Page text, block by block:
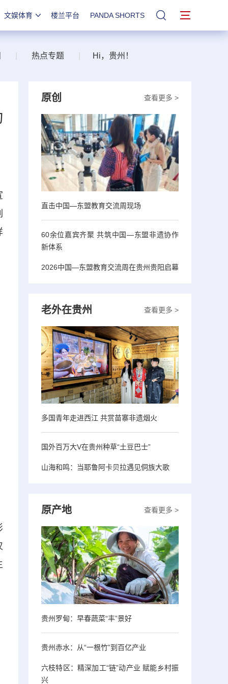
文娱体育 楼兰平台 PANDA SHORTS 站内搜索
热点专题 Hi，贵州！
查看更多 >
原创
直击中国—东盟教育交流周现场
60余位嘉宾齐聚 共筑中国—东盟非遗协作
新体系
2026中国—东盟教育交流周在贵州贵阳启幕
查看更多 >
老外在贵州
多国青年走进西江 共赏苗寨非遗烟火
国外百万大V在贵州种草“土豆巴士”
山海和鸣：当耶鲁阿卡贝拉遇见侗族大歌
查看更多 >
原产地
贵州罗甸：早春蔬菜“丰”景好
贵州赤水：从“一根竹”到百亿产业
六枝特区：精深加工“链”动产业 赋能乡村振
兴